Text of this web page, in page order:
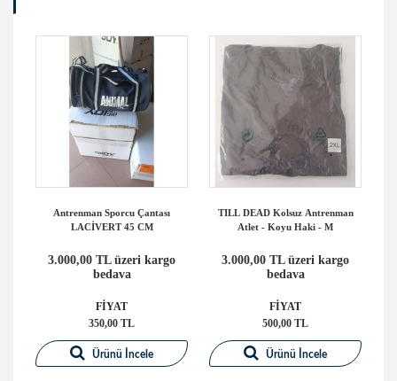
Antrenman Sporcu Çantası
LACİVERT 45 CM
3.000,00 TL üzeri kargo
bedava
FİYAT
350,00 TL
Ürünü İncele
TILL DEAD Kolsuz Antrenman
Atlet - Koyu Haki - M
3.000,00 TL üzeri kargo
bedava
FİYAT
500,00 TL
Ürünü İncele